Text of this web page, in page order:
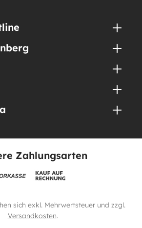
Zahlungsarten
sich exkl. Mehrwertsteuer und zzgl.
Versandkosten.